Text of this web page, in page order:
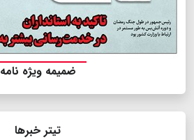
ضمیمه ویژه نامه
تیتر خبرها